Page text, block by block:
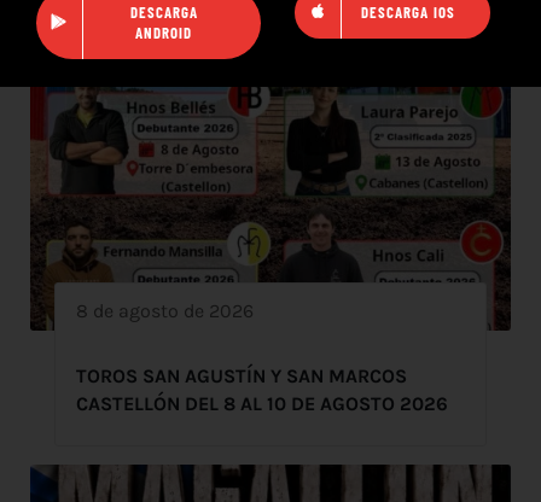
8 de agosto de 2026
TOROS SAN AGUSTÍN Y SAN MARCOS
CASTELLÓN DEL 8 AL 10 DE AGOSTO 2026
DESCARGA
ANDROID
DESCARGA IOS